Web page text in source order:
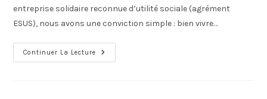
entreprise solidaire reconnue d’utilité sociale (agrément
ESUS), nous avons une conviction simple : bien vivre…
Continuer La Lecture